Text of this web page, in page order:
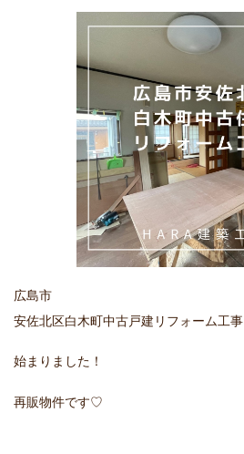
広島市
安佐北区白木町中古戸建リフォーム工事
始まりました！
再販物件です♡